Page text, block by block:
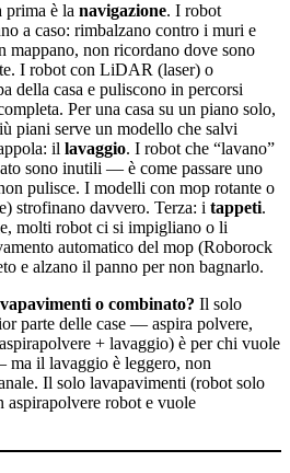
prima è la navigazione. I robot
a caso: rimbalzano contro i muri e
mappano, non ricordano dove sono
I robot con LiDAR (laser) o
della casa e puliscono in percorsi
Per una casa su un piano solo,
piani serve un modello che salvi
il lavaggio. I robot che “lavano”
sono inutili — è come passare uno
pulisce. I modelli con mop rotante o
strofinano davvero. Terza: i tappeti.
molti robot ci si impigliano o li
automatico del mop (Roborock
e alzano il panno per non bagnarlo.
o combinato? Il solo
parte delle case — aspira polvere,
+ lavaggio) è per chi vuole
il lavaggio è leggero, non
Il solo lavapavimenti (robot solo
aspirapolvere robot e vuole